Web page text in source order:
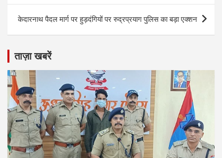
केदारनाथ पैदल मार्ग पर हुड़दंगियों पर रुद्रप्रयाग पुलिस का बड़ा एक्शन
ताज़ा खबरें